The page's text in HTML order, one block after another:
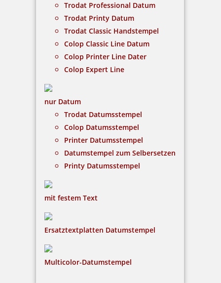
Trodat Professional Datum
Trodat Printy Datum
Trodat Classic Handstempel
Colop Classic Line Datum
Colop Printer Line Dater
Colop Expert Line
nur Datum
Trodat Datumsstempel
Colop Datumsstempel
Printer Datumsstempel
Datumstempel zum Selbersetzen
Printy Datumsstempel
mit festem Text
Ersatztextplatten Datumstempel
Multicolor-Datumstempel
Jetzt gestalten
Heri Classic 3104 Stempelkugelschreiber 34x8 mm Pink
36,66 €
Jetzt gestalten